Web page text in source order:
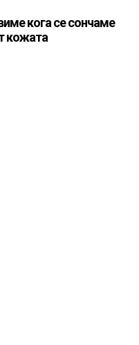
кога се сончаме
кожата